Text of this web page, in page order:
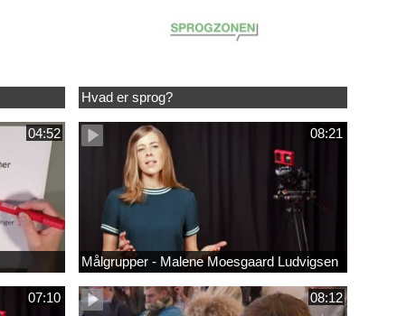
Hvad er sprog?
04:52 08:21
Målgrupper - Malene Moesgaard Ludvigsen
07:10 08:12